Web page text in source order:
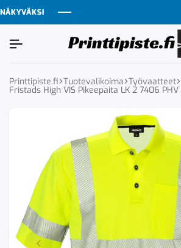
Printtipiste.fi Tuotevalikoima Työvaatteet
Fristads High VIS Pikeepaita LK 2 7406 PHV